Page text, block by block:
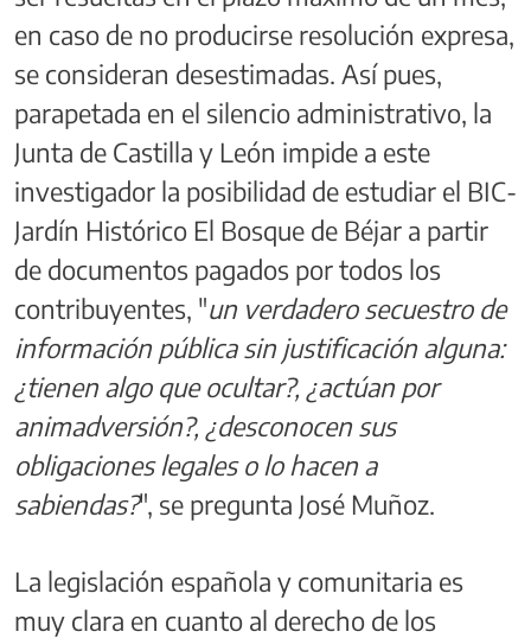
en caso de no producirse resolución expresa,
se consideran desestimadas. Así pues,
parapetada en el silencio administrativo, la
Junta de Castilla y León impide a este
investigador la posibilidad de estudiar el BIC-
Jardín Histórico El Bosque de Béjar a partir
de documentos pagados por todos los
contribuyentes, "un verdadero secuestro de
información pública sin justificación alguna:
¿tienen algo que ocultar?, ¿actúan por
animadversión?, ¿desconocen sus
obligaciones legales o lo hacen a
sabiendas?", se pregunta José Muñoz.
La legislación española y comunitaria es
muy clara en cuanto al derecho de los